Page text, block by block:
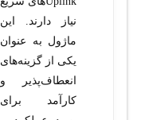
نیاز دارند. این
ماژول به عنوان
یکی از گزینه‌های
انعطاف‌پذیر و
کارآمد برای